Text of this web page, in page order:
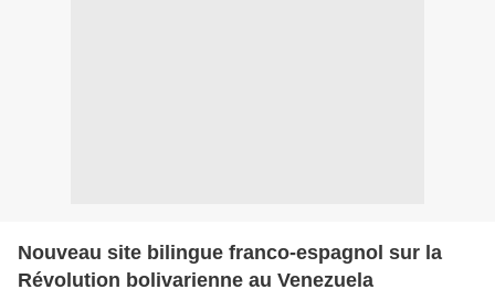
Nouveau site bilingue franco-espagnol sur la
Révolution bolivarienne au Venezuela